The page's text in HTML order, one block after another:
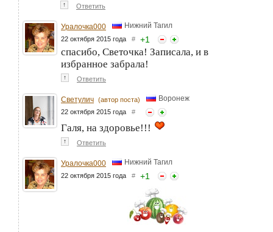
↑ Ответить
Уралочка000 Нижний Тагил
22 октября 2015 года # +1
спасибо, Светочка! Записала, и в
избранное забрала!
↑ Ответить
Светулич (автор поста) Воронеж
22 октября 2015 года #
Галя, на здоровье!!!
↑ Ответить
Уралочка000 Нижний Тагил
22 октября 2015 года # +1